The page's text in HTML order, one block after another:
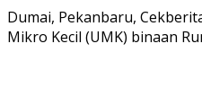
Link
Share
Dumai, Pekanbaru,
Mikro Kecil (UMK) binaan